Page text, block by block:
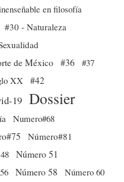
en filosofía
#30 - Naturaleza
de México #36 #37
XX #42
19 Dossier
Numero#68
Número#81
Número 51
Número 58
Número 60